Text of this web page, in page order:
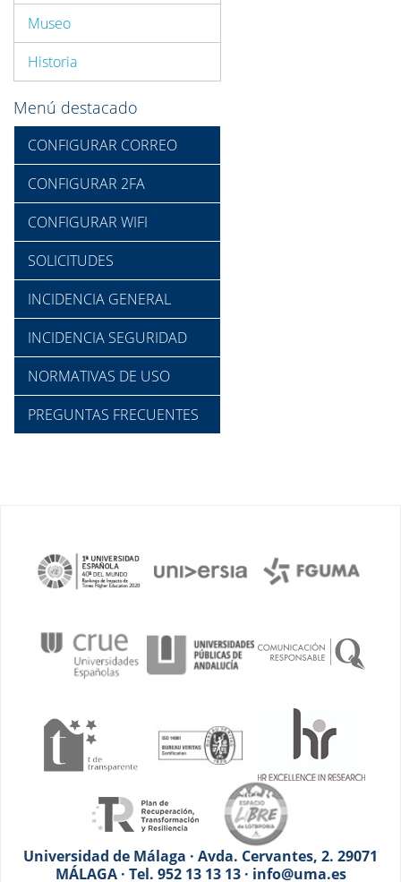
Museo
Historia
Menú destacado
CONFIGURAR CORREO
CONFIGURAR 2FA
CONFIGURAR WIFI
SOLICITUDES
INCIDENCIA GENERAL
INCIDENCIA SEGURIDAD
NORMATIVAS DE USO
PREGUNTAS FRECUENTES
Universidad de Málaga · Avda. Cervantes, 2. 29071
MÁLAGA · Tel. 952 13 13 13 · info@uma.es